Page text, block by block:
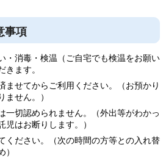
事項
・消毒・検温（ご自宅でも検温をお願い
きます。
ませてからご利用ください。（お預かり
ません。）
一切認められません。（外出等がわかっ
児はお断りします。）
ください。（次の時間の方等との入れ替
）